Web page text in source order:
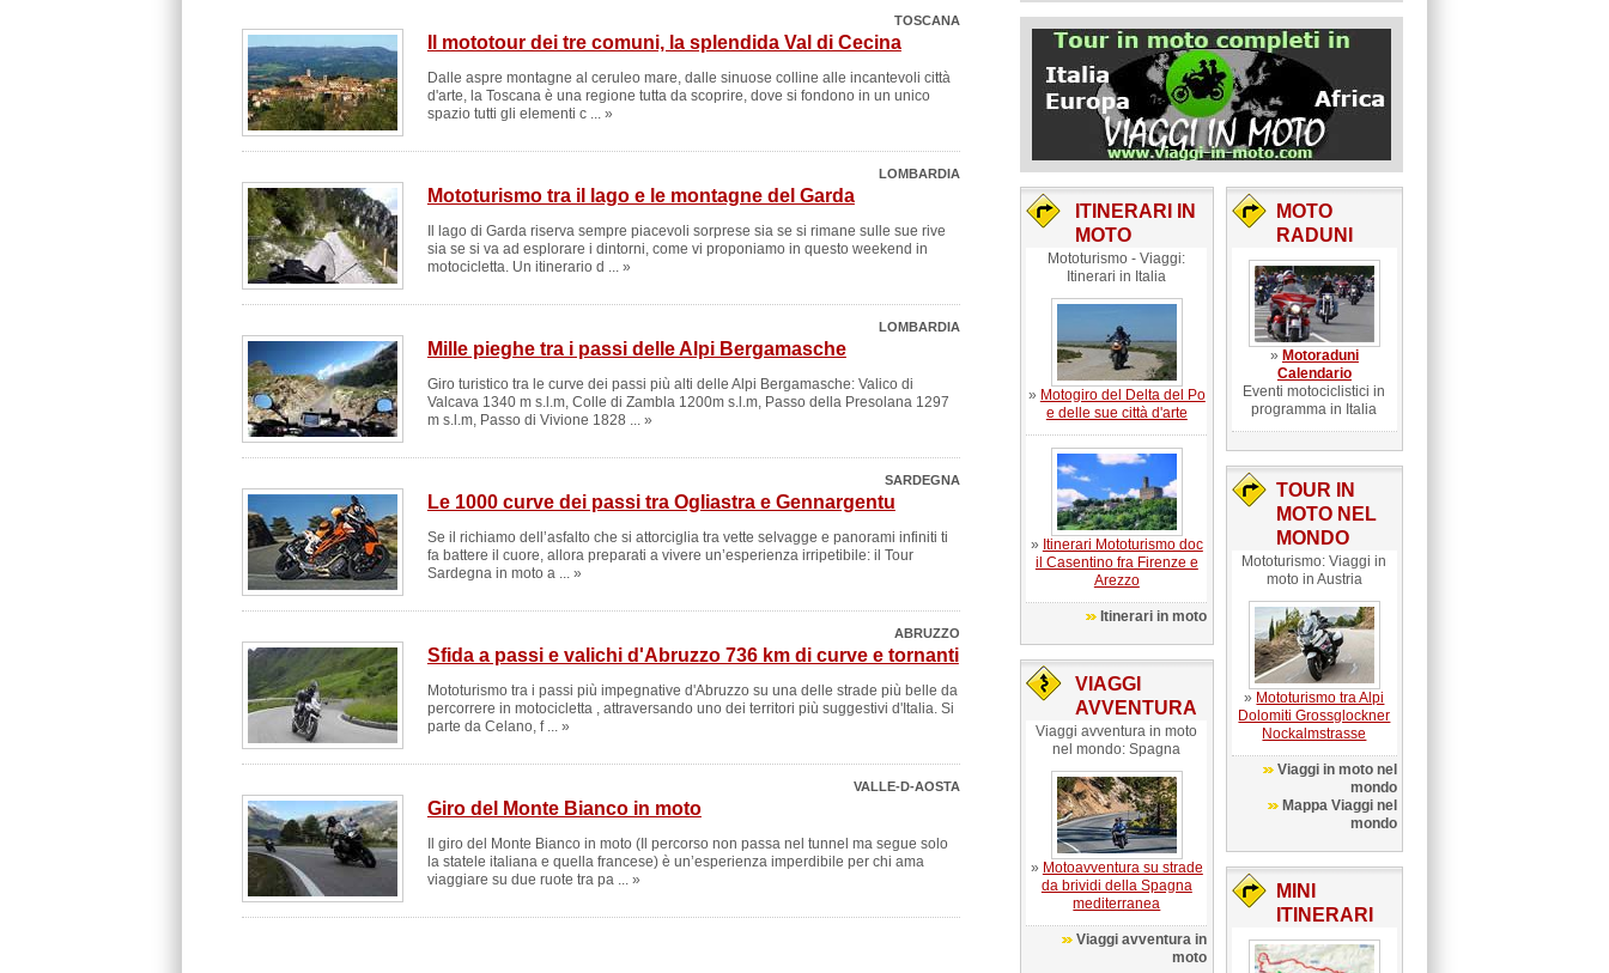
TOSCANA
Il mototour dei tre comuni, la splendida Val di Cecina
Dalle aspre montagne al ceruleo mare, dalle sinuose colline alle incantevoli città
d'arte, la Toscana è una regione tutta da scoprire, dove si fondono in un unico
spazio tutti gli elementi c ... »
LOMBARDIA
Mototurismo tra il lago e le montagne del Garda
Il lago di Garda riserva sempre piacevoli sorprese sia se si rimane sulle sue rive
sia se si va ad esplorare i dintorni, come vi proponiamo in questo weekend in
motocicletta. Un itinerario d ... »
LOMBARDIA
Mille pieghe tra i passi delle Alpi Bergamasche
Giro turistico tra le curve dei passi più alti delle Alpi Bergamasche: Valico di
Valcava 1340 m s.l.m, Colle di Zambla 1200m s.l.m, Passo della Presolana 1297
m s.l.m, Passo di Vivione 1828 ... »
SARDEGNA
Le 1000 curve dei passi tra Ogliastra e Gennargentu
Se il richiamo dell’asfalto che si attorciglia tra vette selvagge e panorami infiniti ti
fa battere il cuore, allora preparati a vivere un’esperienza irripetibile: il Tour
Sardegna in moto a ... »
ABRUZZO
Sfida a passi e valichi d'Abruzzo 736 km di curve e tornanti
Mototurismo tra i passi più impegnative d'Abruzzo su una delle strade più belle da
percorrere in motocicletta , attraversando uno dei territori più suggestivi d'Italia. Si
parte da Celano, f ... »
VALLE-D-AOSTA
Giro del Monte Bianco in moto
Il giro del Monte Bianco in moto (Il percorso non passa nel tunnel ma segue solo
la statele italiana e quella francese) è un’esperienza imperdibile per chi ama
viaggiare su due ruote tra pa ... »
ITINERARI IN
MOTO
Mototurismo - Viaggi:
Itinerari in Italia
» Motogiro del Delta del Po
e delle sue città d'arte
» Itinerari Mototurismo doc
il Casentino fra Firenze e
Arezzo
Itinerari in moto
VIAGGI
AVVENTURA
Viaggi avventura in moto
nel mondo: Spagna
» Motoavventura su strade
da brividi della Spagna
mediterranea
Viaggi avventura in
moto
MOTO
RADUNI
» Motoraduni
Calendario
Eventi motociclistici in
programma in Italia
TOUR IN
MOTO NEL
MONDO
Mototurismo: Viaggi in
moto in Austria
» Mototurismo tra Alpi
Dolomiti Grossglockner
Nockalmstrasse
Viaggi in moto nel
mondo
Mappa Viaggi nel
mondo
MINI
ITINERARI